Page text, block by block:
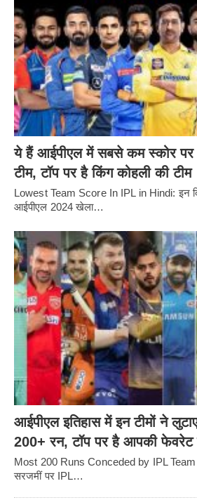
ये हैं आईपीएल में सबसे कम स्कोर
टीम, टॉप पर है किंग कोहली की टीम
Lowest Team Score In IPL in Hindi: इन
आईपीएल 2024 खेला…
आईपीएल इतिहास में इन टीमों ने
200+ रन, टॉप पर है आपकी फेवरेट
Most 200 Runs Conceded by IPL Team
सरजमीं पर IPL…